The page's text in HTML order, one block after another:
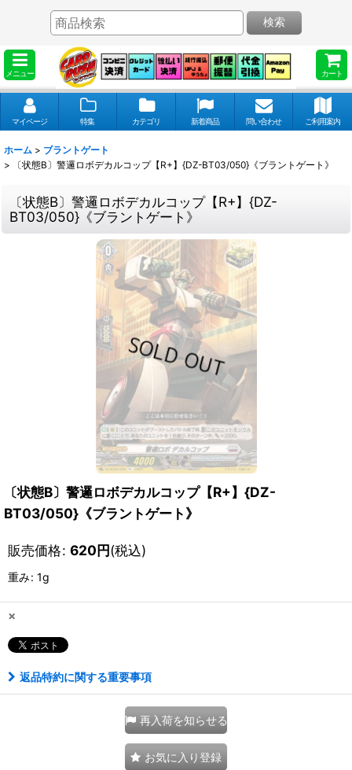
メニュー カート
検索
マイページ 特集 カテゴリ 新着商品 問い合わせ ご利用案内
ホーム > ブラントゲート
>
〔状態B〕警邏ロボデカルコップ【R+】{DZ-BT03/050}《ブラントゲート》
〔状態B〕警邏ロボデカルコップ【R+】{DZ-
BT03/050}《ブラントゲート》
〔状態B〕警邏ロボデカルコップ【R+】{DZ-
BT03/050}《ブラントゲート》
販売価格: 620円(税込)
重み: 1g
×
返品特約に関する重要事項
再入荷を知らせる
お気に入り登録